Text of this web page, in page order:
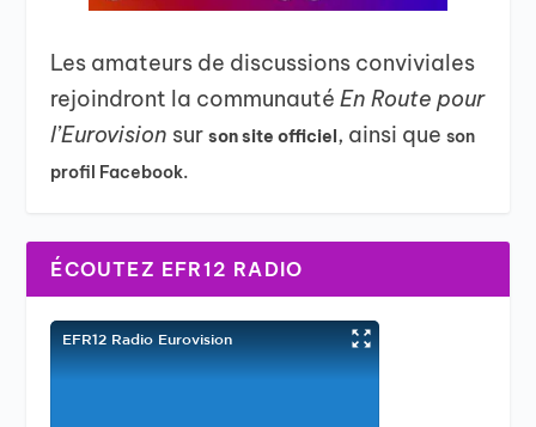
Les amateurs de discussions conviviales
rejoindront la communautéEn Route pour
l’Eurovision surson site officiel, ainsi queson
profil Facebook.
ÉCOUTEZ EFR12 RADIO